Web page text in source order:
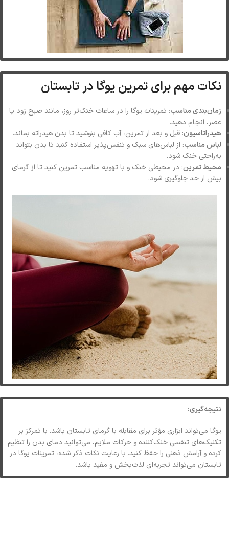
نکات مهم برای تمرین یوگا در تابستان
زمان‌بندی مناسب: تمرینات یوگا را در ساعات خنک‌تر روز، مانند صبح زود یا
عصر، انجام دهید.
هیدراتاسیون: قبل و بعد از تمرین، آب کافی بنوشید تا بدن هیدراته بماند.
لباس مناسب: از لباس‌های سبک و تنفس‌پذیر استفاده کنید تا بدن بتواند
به‌راحتی خنک شود.
محیط تمرین: در محیطی خنک و با تهویه مناسب تمرین کنید تا از گرمای
بیش از حد جلوگیری شود.
نتیجه‌گیری:
یوگا می‌تواند ابزاری مؤثر برای مقابله با گرمای تابستان باشد. با تمرکز بر
تکنیک‌های تنفسی خنک‌کننده و حرکات ملایم، می‌توانید دمای بدن را تنظیم
کرده و آرامش ذهنی را حفظ کنید. با رعایت نکات ذکر شده، تمرینات یوگا در
تابستان می‌تواند تجربه‌ای لذت‌بخش و مفید باشد.